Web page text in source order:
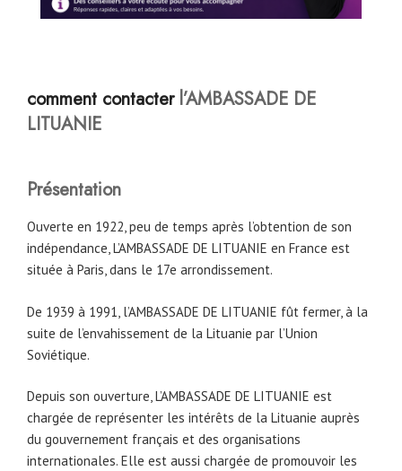
comment contacter l’AMBASSADE DE
LITUANIE
Présentation
Ouverte en 1922, peu de temps après l’obtention de son
indépendance, L’AMBASSADE DE LITUANIE en France est
située à Paris, dans le 17e arrondissement.
De 1939 à 1991, l’AMBASSADE DE LITUANIE fût fermer, à la
suite de l’envahissement de la Lituanie par l’Union
Soviétique.
Depuis son ouverture, L’AMBASSADE DE LITUANIE est
chargée de représenter les intérêts de la Lituanie auprès
du gouvernement français et des organisations
internationales. Elle est aussi chargée de promouvoir les